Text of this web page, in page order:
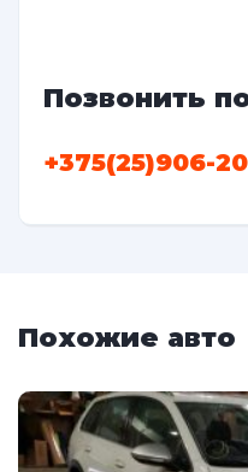
Позвонить
+375(25)906-
Похожие авто